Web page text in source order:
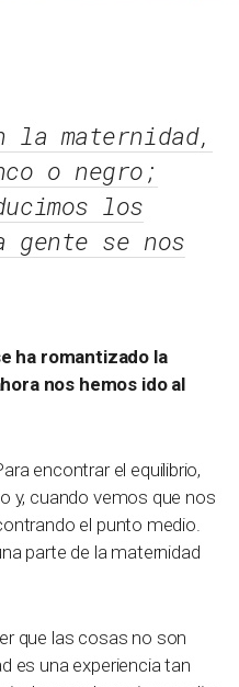
la maternidad,
o negro;
los
se nos
ha romantizado la
nos hemos ido al
encontrar el equilibrio,
y, cuando vemos que nos
el punto medio.
parte de la maternidad
que las cosas no son
es una experiencia tan